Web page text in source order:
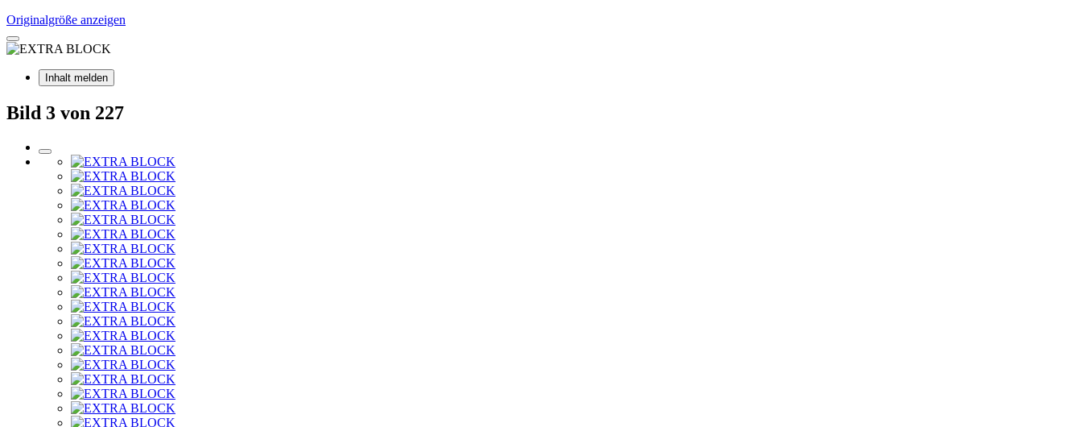
Originalgröße anzeigen
Inhalt melden
Bild 3 von 227